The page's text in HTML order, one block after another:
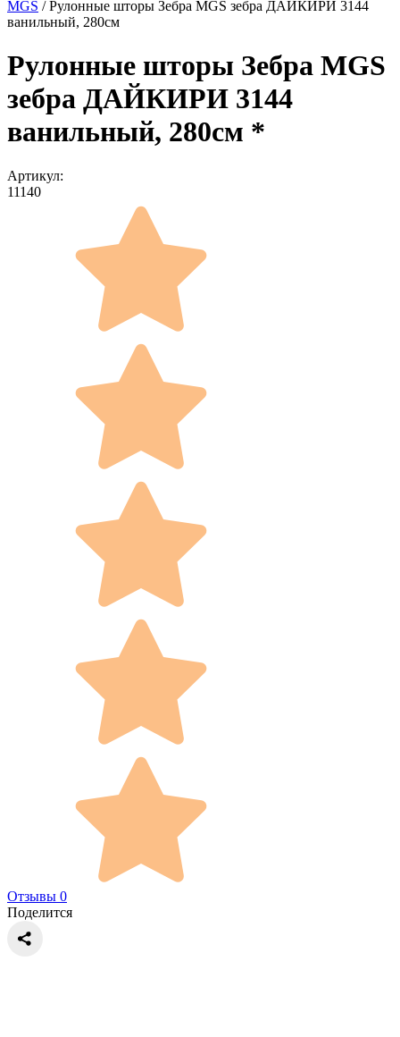
MGS / Рулонные шторы Зебра MGS зебра ДАЙКИРИ 3144
ванильный, 280см
Рулонные шторы Зебра MGS
зебра ДАЙКИРИ 3144
ванильный, 280см *
Артикул:
11140
Отзывы 0
Поделится